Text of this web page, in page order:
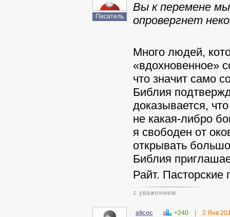
Писатель
Вы к перемене
опровергнет
Много людей,
«вдохновенное»
что значит само
Библия
доказывается,
не какая-либро
я свободен от
открывать
Библия
Райт. Пасторские
с уважением
alicoc +240 2 Янв